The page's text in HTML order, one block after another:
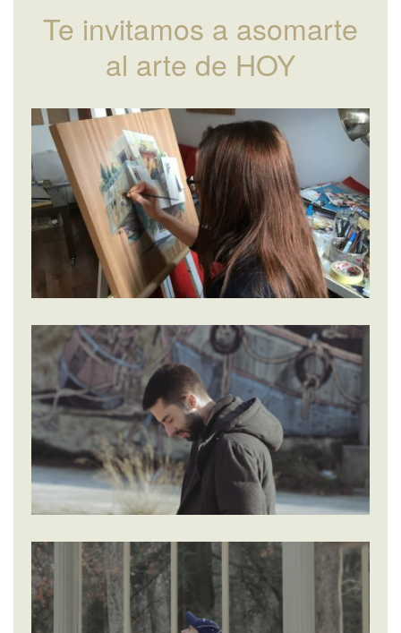
Te invitamos a asomarte
al arte de HOY